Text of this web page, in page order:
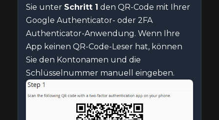
Sie unter Schritt 1 den QR-Code mit Ihrer
Google Authenticator- oder 2FA
Authenticator-Anwendung. Wenn Ihre
App keinen QR-Code-Leser hat, können
Sie den Kontonamen und die
Schlüsselnummer manuell eingeben.